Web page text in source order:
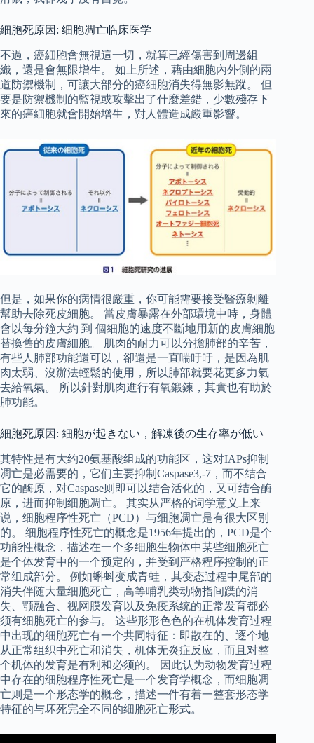
細胞死原因: 细胞凋亡临床医学
不過，癌細胞會無視這一切，就算已經傷害到周邊組
織，還是會無限增生。 如上所述，藉由細胞內外側的兩
道防禦機制，可讓大部分的癌細胞消失得無影無蹤。 但
要是防禦機制的監視或攻擊出了什麼差錯，少數殘存下
來的癌細胞就會開始增生，對人體造成嚴重影響。
但是，如果你的病情很嚴重，你可能需要接受醫療剝離
幫助去除死皮細胞。 當皮膚暴露在外部環境中時，身體
會以每分鐘大約 到 個細胞的速度不斷地用新的皮膚細胞
替換舊的皮膚細胞。 肌肉的耐力可以分擔肺部的辛苦，
有些人肺部功能還可以，卻還是一直喘吁吁，是因為肌
肉太弱、沒辦法輕鬆的使用，所以肺部就要花更多力氣
去給氧氣。 所以針對肌肉進行有氧鍛鍊，其實也有助於
肺功能。
細胞死原因: 細胞が起きない，解凍後の生存率が低い
其特性是有大约20氨基酸组成的功能区，这对IAPs抑制
凋亡是必需要的，它们主要抑制Caspase3,-7，而不结合
它的酶原，对Caspase则即可以结合活化的，又可结合酶
原，进而抑制细胞凋亡。 其实从严格的词学意义上来
说，细胞程序性死亡（PCD）与细胞凋亡是有很大区别
的。 细胞程序性死亡的概念是1956年提出的，PCD是个
功能性概念，描述在一个多细胞生物体中某些细胞死亡
是个体发育中的一个预定的，并受到严格程序控制的正
常组成部分。 例如蝌蚪变成青蛙，其变态过程中尾部的
消失伴随大量细胞死亡，高等哺乳类动物指间蹼的消
失、颚融合、视网膜发育以及免疫系统的正常发育都必
须有细胞死亡的参与。 这些形形色色的在机体发育过程
中出现的细胞死亡有一个共同特征：即散在的、逐个地
从正常组织中死亡和消失，机体无炎症反应，而且对整
个机体的发育是有利和必须的。 因此认为动物发育过程
中存在的细胞程序性死亡是一个发育学概念，而细胞凋
亡则是一个形态学的概念，描述一件有着一整套形态学
特征的与坏死完全不同的细胞死亡形式。